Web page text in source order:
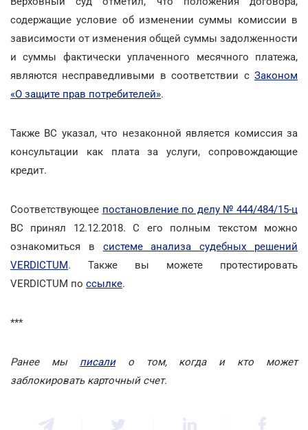
содержащие условие об изменении суммы комиссии в
зависимости от изменения общей суммы задолженности
и суммы фактически уплаченного месячного платежа,
являются несправедливыми в соответствии с Законом
«О защите прав потребителей».
Также ВС указал, что незаконной является комиссия за
консультации как плата за услуги, сопровождающие
кредит.
Соответствующее постановление по делу № 444/484/15-ц
ВС принял 12.12.2018. С его полным текстом можно
ознакомиться в системе анализа судебных решений
VERDICTUM. Также вы можете протестировать
VERDICTUM по ссылке.
***
Ранее мы писалио том, когда и кто может
заблокировать карточный счет.